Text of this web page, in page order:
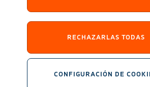
2026 © asisa.es
Accesibilidad
Sistema Interno de Información
CONFIGURACIÓN DE
RECHAZARLAS TODAS